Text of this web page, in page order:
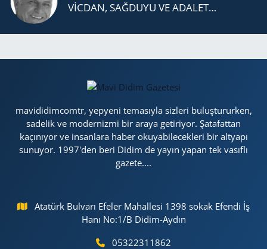
VİCDAN, SAĞ­DU­YU VE ADA­LET…
mavididimcomtr, yepyeni temasıyla sizleri buluştururken,
sadelik ve modernizmi bir araya getiriyor. Şatafattan
kaçınıyor ve insanlara haber okuyabilecekleri bir altyapı
sunuyor. 1997'den beri Didim de yayın yapan tek vasıflı
gazete....
Atatürk Bulvarı Efeler Mahallesi 1398 sokak Efendi İş
Hanı No:1/B Didim-Aydın
05322311862